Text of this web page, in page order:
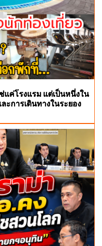
แค่โรงแรม แต่เป็นหนึ่งใน
การเดินทางในระยอง